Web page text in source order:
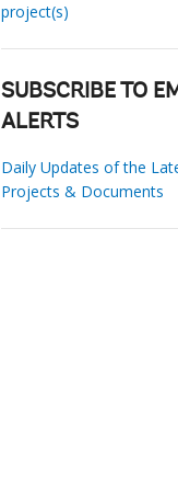
project(s)
SUBSCRIBE TO
ALERTS
Daily Updates of the
Projects & Documents